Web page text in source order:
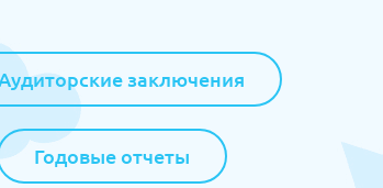
заключения
Годовые отчеты